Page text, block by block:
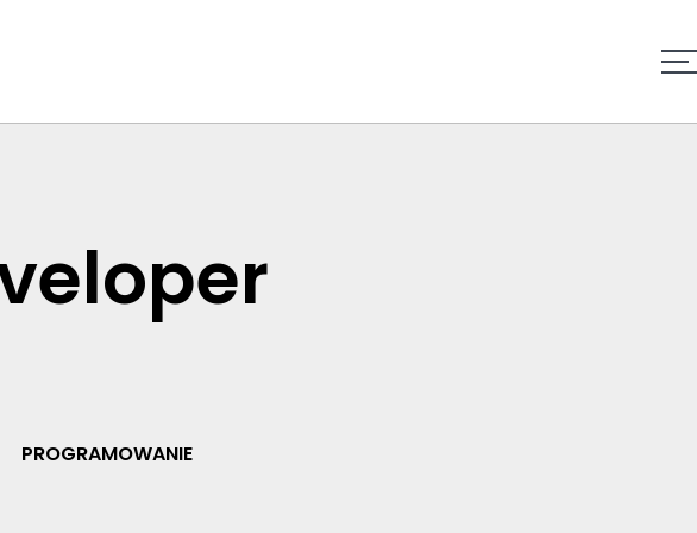
PROGRAMOWANIE